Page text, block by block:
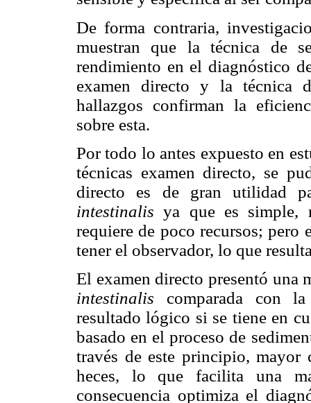
De forma contraria,
muestran que la técnica de
rendimiento en el diagnóstico
examen directo y la técnica
hallazgos confirman la
sobre esta.
Por todo lo antes expuesto en
técnicas examen directo, se
directo es de gran utilidad
intestinalis ya que es simple,
requiere de poco recursos; pero
tener el observador, lo que
El examen directo presentó
intestinalis comparada con
resultado lógico si se tiene en
basado en el proceso de
través de este principio, mayor
heces, lo que facilita una
consecuencia optimiza el